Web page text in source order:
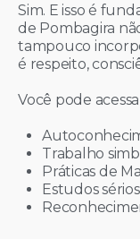
Sim. E isso é
de Pombagira
tampouco
é respeito,
Você pode
Trabalho
Práticas de
Estudos